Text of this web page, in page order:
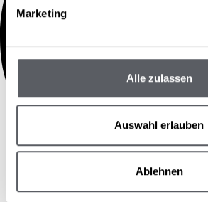
Marketing
Alle zulassen
Auswahl erlauben
Ablehnen